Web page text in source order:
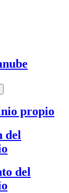
propio
del
del